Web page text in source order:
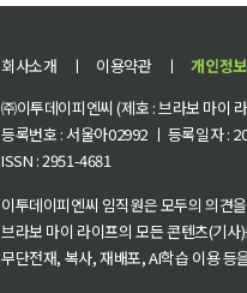
회사소개 ㅣ 이용약관 ㅣ 개인정
㈜이투데이피엔씨 (제호 : 브라보 마이
등록번호 : 서울아02992 ㅣ 등록일자 :
ISSN : 2951-4681
이투데이피엔씨 임직원은 모두의 의견
브라보 마이 라이프의 모든 콘텐츠(기
무단전재, 복사, 재배포, AI학습 이용 등